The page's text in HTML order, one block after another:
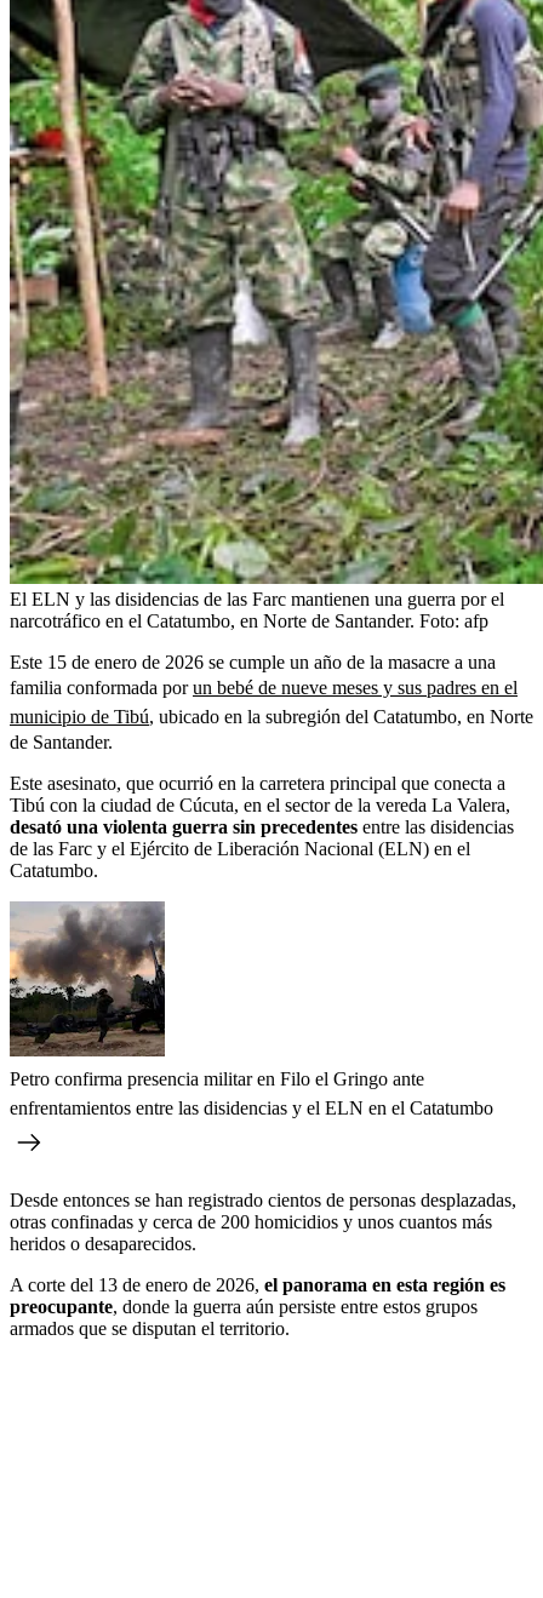
El ELN y las disidencias de las Farc mantienen una guerra por el
narcotráfico en el Catatumbo, en Norte de Santander. Foto: afp
Este 15 de enero de 2026 se cumple un año de la masacre a una
familia conformada porun bebé de nueve meses y sus padres en el
municipio de Tibú, ubicado en la subregión del Catatumbo, en Norte
de Santander.
Este asesinato, que ocurrió en la carretera principal que conecta a
Tibú con la ciudad de Cúcuta, en el sector de la vereda La Valera,
desató una violenta guerra sin precedentes entre las disidencias
de las Farc y el Ejército de Liberación Nacional (ELN) en el
Catatumbo.
Petro confirma presencia militar en Filo el Gringo ante
enfrentamientos entre las disidencias y el ELN en el Catatumbo
Desde entonces se han registrado cientos de personas desplazadas,
otras confinadas y cerca de 200 homicidios y unos cuantos más
heridos o desaparecidos.
A corte del 13 de enero de 2026, el panorama en esta región es
preocupante, donde la guerra aún persiste entre estos grupos
armados que se disputan el territorio.